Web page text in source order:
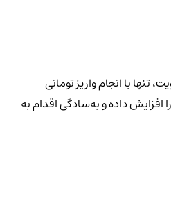
تنها با انجام واریز تومانی
داده و به‌سادگی اقدام به